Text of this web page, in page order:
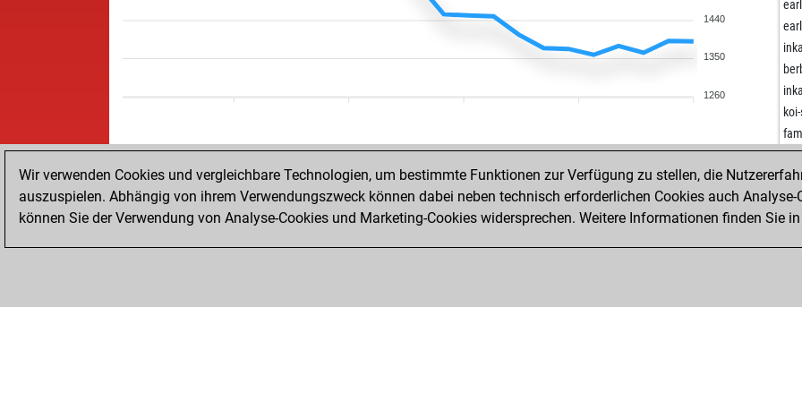
jws
1440
1350
1260
STARTSEITE
Wir verwenden Cookies und vergleichbare Technologien, um bestimmte Funktionen zur Verfügung zu stellen, die
auszuspielen. Abhängig von ihrem Verwendungszweck können dabei neben technisch erforderlichen Cookies auch
können Sie der Verwendung von Analyse-Cookies und Marketing-Cookies widersprechen. Weitere Informationen finden Sie